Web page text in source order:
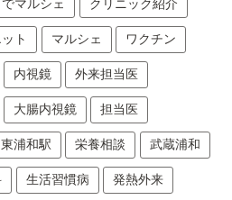
マルシェ クリニック紹介
ト マルシェ ワクチン
内視鏡 外来担当医
大腸内視鏡 担当医
東浦和駅 栄養相談 武蔵浦和
生活習慣病 発熱外来